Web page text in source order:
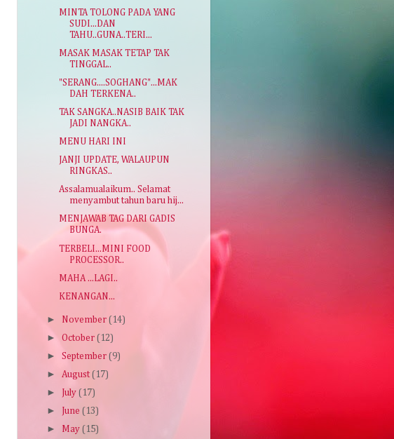
MINTA TOLONG PADA YANG
SUDI...DAN
TAHU..GUNA..TERI...
MASAK MASAK TETAP TAK
TINGGAL..
"SERANG....SOGHANG"...MAK
DAH TERKENA..
TAK SANGKA..NASIB BAIK TAK
JADI NANGKA..
MENU HARI INI
JANJI UPDATE, WALAUPUN
RINGKAS..
Assalamualaikum.. Selamat
menyambut tahun baru hij...
MENJAWAB TAG DARI GADIS
BUNGA.
TERBELI...MINI FOOD
PROCESSOR..
MAHA ...LAGI..
KENANGAN...
► November(14)
►October(12)
►September(9)
►August(17)
► July(17)
► June(13)
► May(15)